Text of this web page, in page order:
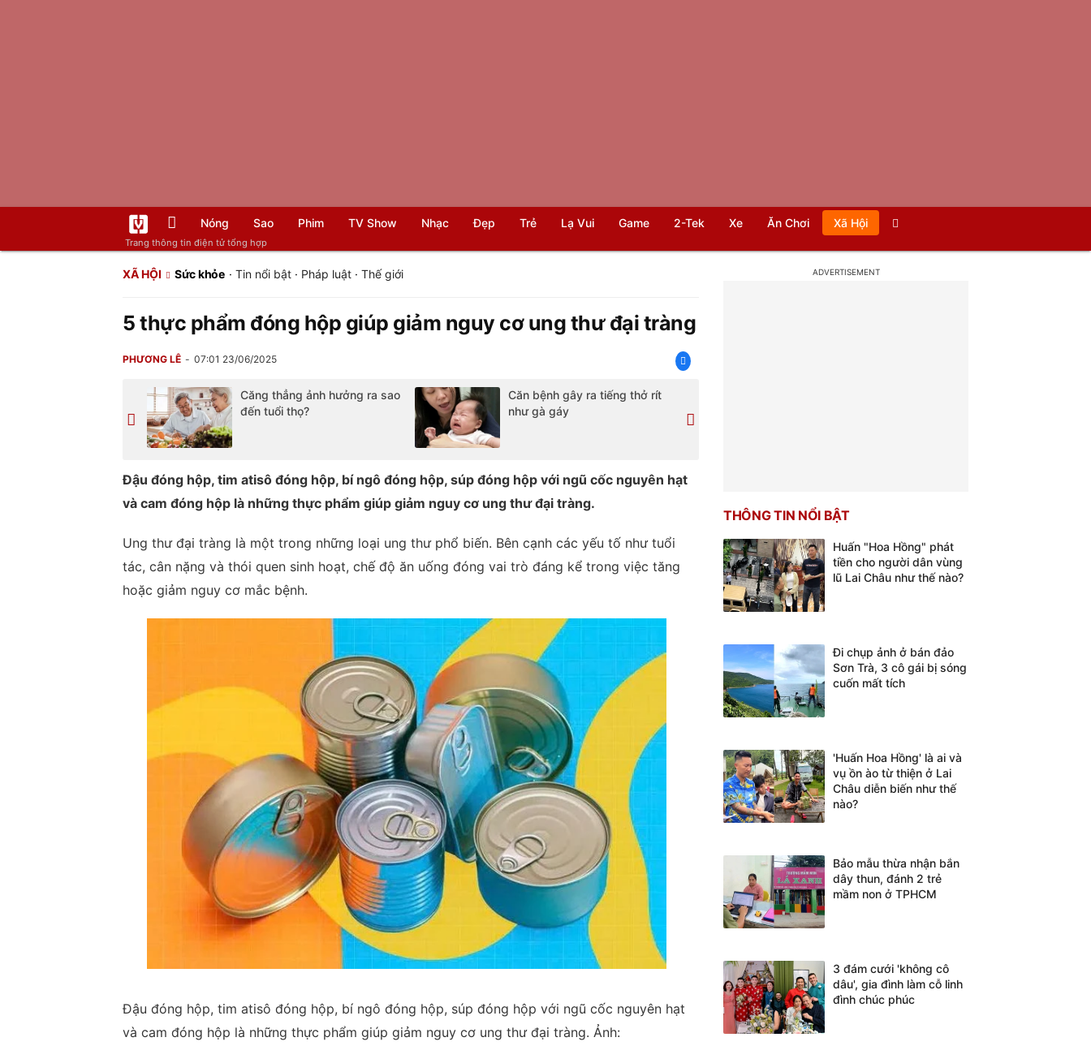
Trang thông tin điện tử tổng hợp
Nóng Sao Phim TV Show Nhạc Đẹp Trẻ Lạ Vui Game 2-Tek Xe Ăn Chơi Xã Hội
XÃ HỘI Sức khỏe · Tin nổi bật· Pháp luật· Thế giới
5 thực phẩm đóng hộp giúp giảm nguy cơ ung thư đại tràng
PHƯƠNG LÊ 07:01 23/06/2025
Căng thẳng ảnh hưởng ra sao
đến tuổi thọ?
Căn bệnh gây ra tiếng thở rít
như gà gáy
Đậu đóng hộp, tim atisô đóng hộp, bí ngô đóng hộp, súp đóng hộp với ngũ cốc nguyên hạt
và cam đóng hộp là những thực phẩm giúp giảm nguy cơ ung thư đại tràng.
Ung thư đại tràng là một trong những loại ung thư phổ biến. Bên cạnh các yếu tố như tuổi
tác, cân nặng và thói quen sinh hoạt, chế độ ăn uống đóng vai trò đáng kể trong việc tăng
hoặc giảm nguy cơ mắc bệnh.
Đậu đóng hộp, tim atisô đóng hộp, bí ngô đóng hộp, súp đóng hộp với ngũ cốc nguyên hạt
và cam đóng hộp là những thực phẩm giúp giảm nguy cơ ung thư đại tràng. Ảnh:
THÔNG TIN NỔI BẬT
Huấn "Hoa Hồng" phát
tiền cho người dân vùng
lũ Lai Châu như thế nào?
Đi chụp ảnh ở bán đảo
Sơn Trà, 3 cô gái bị sóng
cuốn mất tích
'Huấn Hoa Hồng' là ai và
vụ ồn ào từ thiện ở Lai
Châu diễn biến như thế
nào?
Bảo mẫu thừa nhận bắn
dây thun, đánh 2 trẻ
mầm non ở TPHCM
3 đám cưới 'không cô
dâu', gia đình làm cỗ linh
đình chúc phúc